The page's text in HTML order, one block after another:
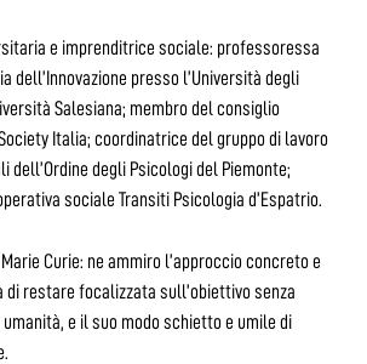
e imprenditrice sociale: professoressa
dell’Innovazione presso l’Università degli
Salesiana; membro del consiglio
Italia; coordinatrice del gruppo di lavoro
dell’Ordine degli Psicologi del Piemonte;
sociale Transiti Psicologia d’Espatrio.
Curie: ne ammiro l’approccio concreto e
di restare focalizzata sull’obiettivo senza
e il suo modo schietto e umile di